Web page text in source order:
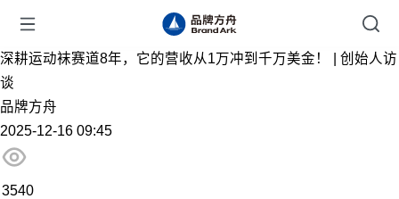
深耕运动袜赛道8年，它的营收从1万冲到千万美金！ | 创始人访
谈
品牌方舟
2025-12-16 09:45
3540